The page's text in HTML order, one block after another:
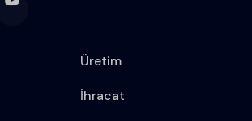
Üretim
İhracat